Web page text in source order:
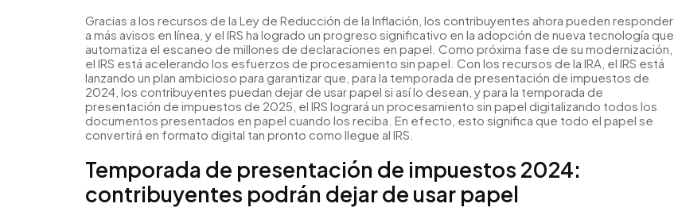
Gracias a los recursos de la Ley de Reducción de la Inflación, los contribuyentes ahora pueden responder
a más avisos en línea, y el IRS ha logrado un progreso significativo en la adopción de nueva tecnología que
automatiza el escaneo de millones de declaraciones en papel. Como próxima fase de su modernización,
el IRS está acelerando los esfuerzos de procesamiento sin papel. Con los recursos de la IRA, el IRS está
lanzando un plan ambicioso para garantizar que, para la temporada de presentación de impuestos de
2024, los contribuyentes puedan dejar de usar papel si así lo desean, y para la temporada de
presentación de impuestos de 2025, el IRS logrará un procesamiento sin papel digitalizando todos los
documentos presentados en papel cuando los reciba. En efecto, esto significa que todo el papel se
convertirá en formato digital tan pronto como llegue al IRS.
Temporada de presentación de impuestos 2024:
contribuyentes podrán dejar de usar papel